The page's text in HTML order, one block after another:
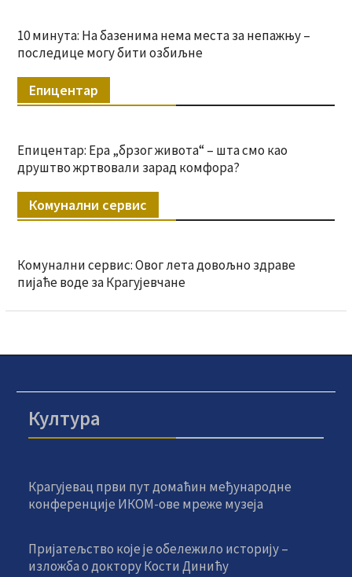
10 минута: На базенима нема места за непажњу –
последице могу бити озбиљне
Епицентар
Епицентар: Ера „брзог живота“ – шта смо као
друштво жртвовали зарад комфора?
Комунални сервис
Комунални сервис: Овог лета довољно здраве
пијаће воде за Крагујевчане
Култура
Крагујевац први пут домаћин међународне
конференције ИКОМ-ове мреже музеја
Пријатељство које је обележило историју –
изложба о доктору Кости Динићу